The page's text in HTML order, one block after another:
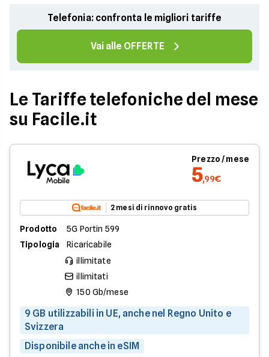
Telefonia: confronta le migliori tariffe
Vai alle OFFERTE
Le Tariffe telefoniche del mese
su Facile.it
Prezzo / mese
5,99€
2 mesi di rinnovo gratis
Prodotto
5G Portin 599
Tipologia
Ricaricabile
illimitate
illimitati
150 Gb/mese
9 GB utilizzabili in UE, anche nel Regno Unito e
Svizzera
Disponibile anche in eSIM